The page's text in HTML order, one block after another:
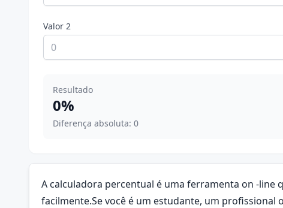
Valor 2
Resultado
0%
Diferença absoluta: 0
A calculadora percentual é uma ferramenta on -
facilmente.Se você é um estudante, um